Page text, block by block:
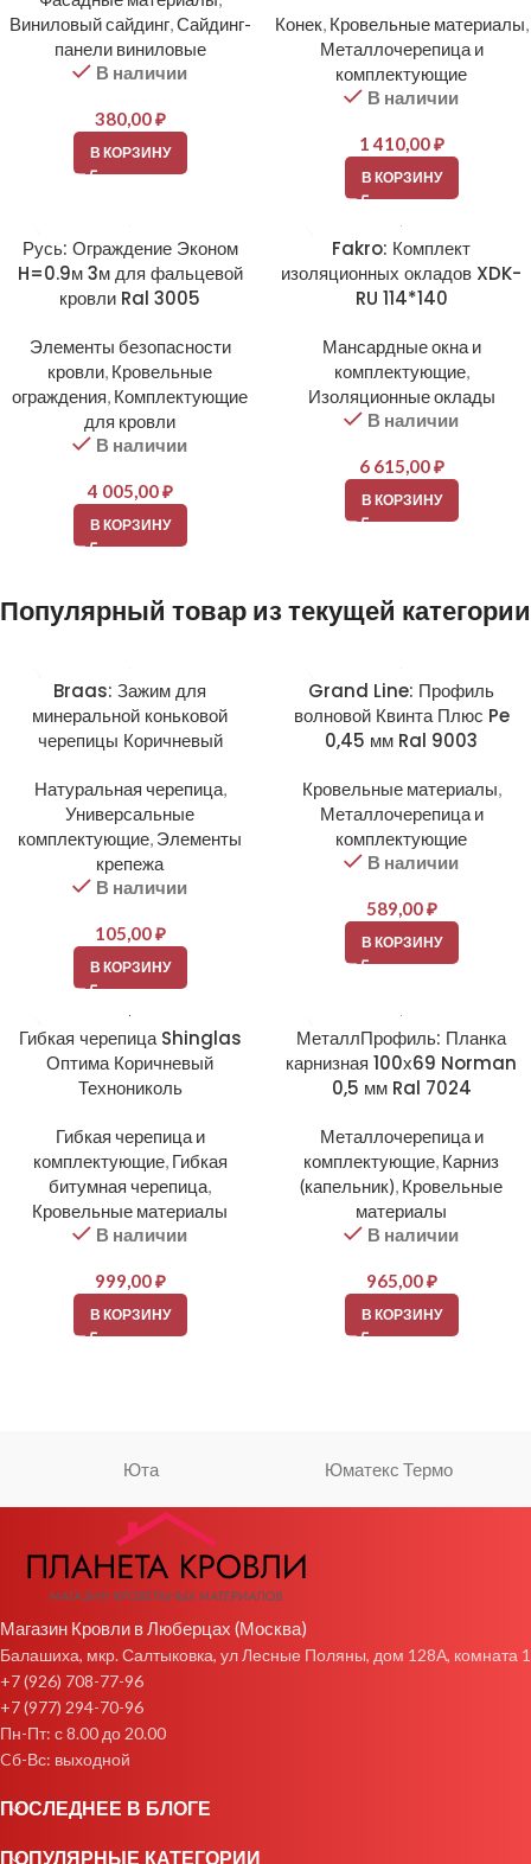
Виниловый сайдинг,Сайдинг-
панели виниловые
В наличии
380,00₽
В КОРЗИНУ
Конек, Кровельные материалы,
Металлочерепица и
комплектующие
В наличии
1 410,00₽
В КОРЗИНУ
Русь: Ограждение Эконом
H=0.9м 3м для фальцевой
кровли Ral 3005
Элементы безопасности
кровли, Кровельные
ограждения, Комплектующие
для кровли
В наличии
4 005,00₽
В КОРЗИНУ
Fakro: Комплект
изоляционных окладов XDK-
RU 114*140
Мансардные окна и
комплектующие,
Изоляционные оклады
В наличии
6 615,00₽
В КОРЗИНУ
Популярный товар из текущей категории
Braas: Зажим для
минеральной коньковой
черепицы Коричневый
Натуральная черепица,
Универсальные
комплектующие, Элементы
крепежа
В наличии
105,00₽
В КОРЗИНУ
Grand Line: Профиль
волновой Квинта Плюс Pe
0,45 мм Ral 9003
Кровельные материалы,
Металлочерепица и
комплектующие
В наличии
589,00₽
В КОРЗИНУ
Гибкая черепица Shinglas
Оптима Коричневый
Технониколь
Гибкая черепица и
комплектующие, Гибкая
битумная черепица,
Кровельные материалы
В наличии
999,00₽
В КОРЗИНУ
МеталлПрофиль: Планка
карнизная 100х69 Norman
0,5 мм Ral 7024
Металлочерепица и
комплектующие, Карниз
(капельник), Кровельные
материалы
В наличии
965,00₽
В КОРЗИНУ
Юта Юматекс Термо
Магазин Кровли в Люберцах (Москва)
Балашиха, мкр. Салтыковка, ул Лесные Поляны, дом 128А, комната 1
+7 (926) 708-77-96
+7 (977) 294-70-96
Пн-Пт: с 8.00 до 20.00
Cб-Вс: выходной
ПОСЛЕДНЕЕ В БЛОГЕ